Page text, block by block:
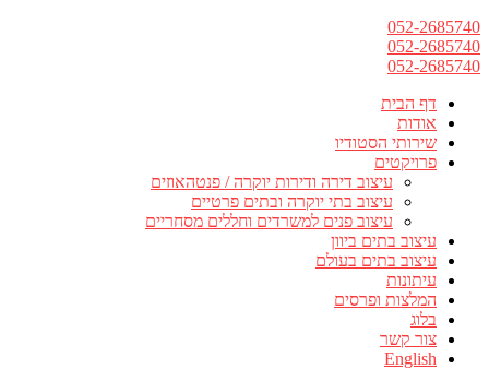
052-2685740
052-2685740
052-2685740
דף הבית
אודות
שירותי הסטודיו
פרויקטים
עיצוב דירה ודירות יוקרה / פנטהאוזים
עיצוב בתי יוקרה ובתים פרטיים
עיצוב פנים למשרדים וחללים מסחריים
עיצוב בתים ביוון
עיצוב בתים בעולם
עיתונות
המלצות ופרסים
בלוג
צור קשר
English